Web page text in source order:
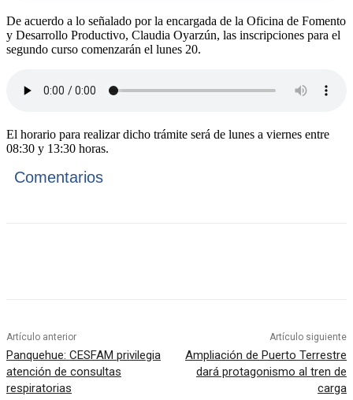
De acuerdo a lo señalado por la encargada de la Oficina de Fomento
y Desarrollo Productivo, Claudia Oyarzún, las inscripciones para el
segundo curso comenzarán el lunes 20.
El horario para realizar dicho trámite será de lunes a viernes entre
08:30 y 13:30 horas.
Comentarios
Artículo anterior
Panquehue: CESFAM privilegia
atención de consultas
respiratorias
Artículo siguiente
Ampliación de Puerto Terrestre
dará protagonismo al tren de
carga